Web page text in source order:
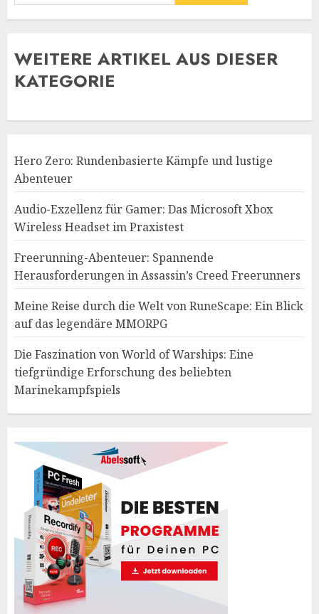
WEITERE ARTIKEL AUS DIESER
KATEGORIE
Hero Zero: Rundenbasierte Kämpfe und lustige
Abenteuer
Audio-Exzellenz für Gamer: Das Microsoft Xbox
Wireless Headset im Praxistest
Freerunning-Abenteuer: Spannende
Herausforderungen in Assassin’s Creed Freerunners
Meine Reise durch die Welt von RuneScape: Ein Blick
auf das legendäre MMORPG
Die Faszination von World of Warships: Eine
tiefgründige Erforschung des beliebten
Marinekampfspiels